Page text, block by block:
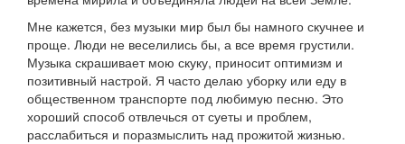
Мне кажется, без музыки мир был бы намного скучнее и
проще. Люди не веселились бы, а все время грустили.
Музыка скрашивает мою скуку, приносит оптимизм и
позитивный настрой. Я часто делаю уборку или еду в
общественном транспорте под любимую песню. Это
хороший способ отвлечься от суеты и проблем,
расслабиться и поразмыслить над прожитой жизнью.